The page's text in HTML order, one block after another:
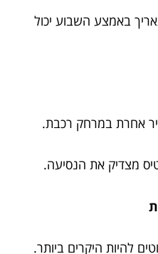
באמצע השבוע יכול
אחרת במרחק רכבת.
מצדיק את הנסיעה.
להיות היקרים ביותר.